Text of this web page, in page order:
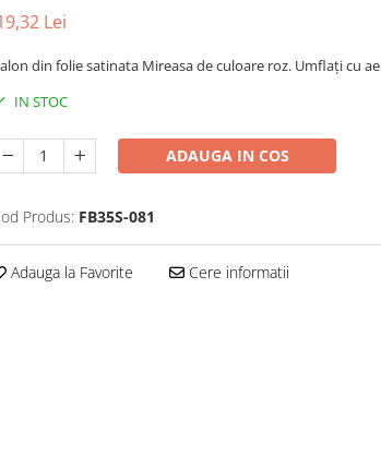
Lei
din folie satinata Mireasa de culoare roz. Umflați cu
IN STOC
ADAUGA IN COS
Produs: FB35S-081
Adauga la Favorite Cere informatii